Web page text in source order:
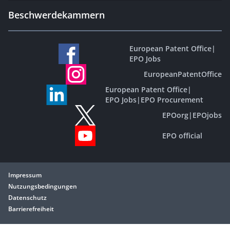
Beschwerdekammern
European Patent Office|
EPO Jobs
EuropeanPatentOffice
European Patent Office|
EPO Jobs| EPO Procurement
EPOorg| EPOjobs
EPO official
Impressum
Nutzungsbedingungen
Datenschutz
Barrierefreiheit